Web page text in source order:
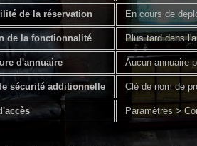
de la réservation En cours de
de la fonctionnalité Plus tard dans
d'annuaire Aucun annuaire
sécurité additionnelle Clé de nom de
Paramètres >